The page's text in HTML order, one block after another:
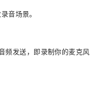
音场景。
频发送，即录制你的麦克风